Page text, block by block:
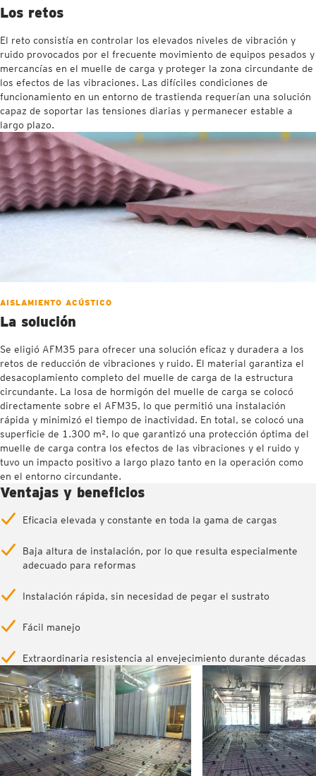
Los retos
El reto consistía en controlar los elevados niveles de vibración y
ruido provocados por el frecuente movimiento de equipos pesados y
mercancías en el muelle de carga y proteger la zona circundante de
los efectos de las vibraciones. Las difíciles condiciones de
funcionamiento en un entorno de trastienda requerían una solución
capaz de soportar las tensiones diarias y permanecer estable a
largo plazo.
AISLAMIENTO ACÚSTICO
La solución
Se eligió AFM35 para ofrecer una solución eficaz y duradera a los
retos de reducción de vibraciones y ruido. El material garantiza el
desacoplamiento completo del muelle de carga de la estructura
circundante. La losa de hormigón del muelle de carga se colocó
directamente sobre el AFM35, lo que permitió una instalación
rápida y minimizó el tiempo de inactividad. En total, se colocó una
superficie de 1.300 m², lo que garantizó una protección óptima del
muelle de carga contra los efectos de las vibraciones y el ruido y
tuvo un impacto positivo a largo plazo tanto en la operación como
en el entorno circundante.
Ventajas y beneficios
Eficacia elevada y constante en toda la gama de cargas
Baja altura de instalación, por lo que resulta especialmente
adecuado para reformas
Instalación rápida, sin necesidad de pegar el sustrato
Fácil manejo
Extraordinaria resistencia al envejecimiento durante décadas